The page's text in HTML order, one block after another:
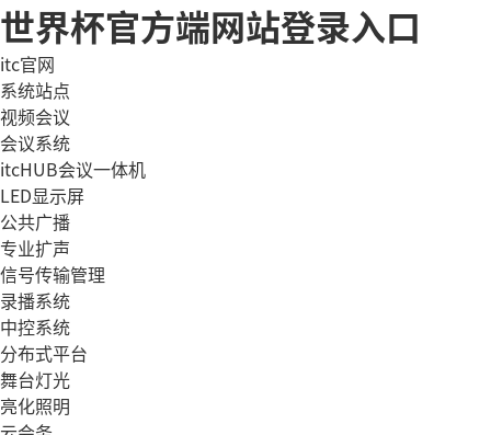
世界杯官方端网站登录入口
itc官网
系统站点
视频会议
会议系统
itcHUB会议一体机
LED显示屏
公共广播
专业扩声
信号传输管理
录播系统
中控系统
分布式平台
舞台灯光
亮化照明